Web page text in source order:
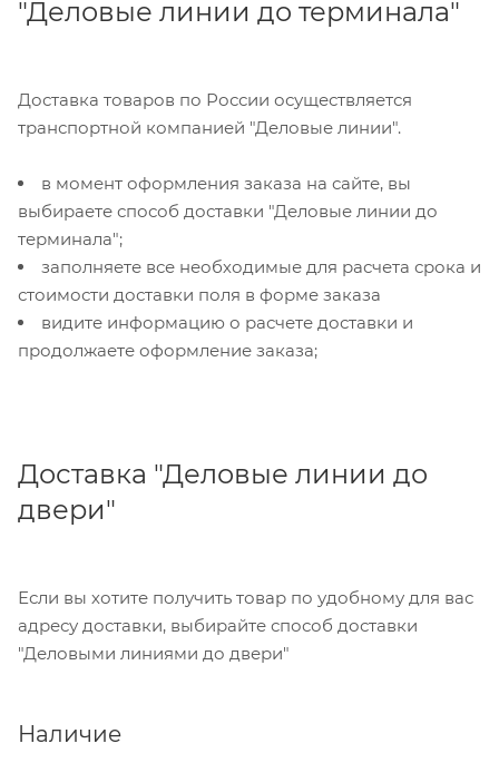
"Деловые линии до терминала"
Доставка товаров по России осуществляется
транспортной компанией "Деловые линии".
в момент оформления заказа на сайте, вы
выбираете способ доставки "Деловые линии до
терминала";
заполняете все необходимые для расчета срока и
стоимости доставки поля в форме заказа
видите информацию о расчете доставки и
продолжаете оформление заказа;
Доставка "Деловые линии до
двери"
Если вы хотите получить товар по удобному для вас
адресу доставки, выбирайте способ доставки
"Деловыми линиями до двери"
Наличие